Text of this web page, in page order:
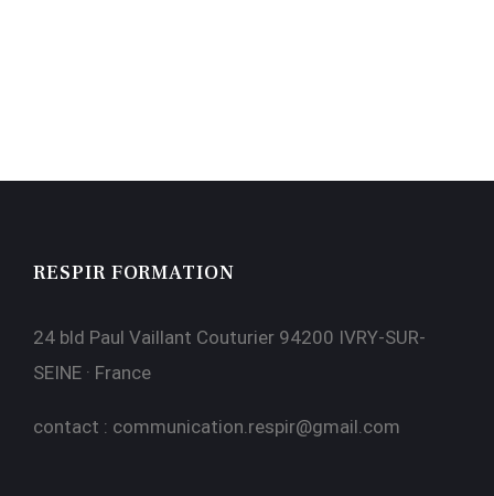
RESPIR FORMATION
24 bld Paul Vaillant Couturier 94200 IVRY-SUR-
SEINE · France
contact : communication.respir@gmail.com